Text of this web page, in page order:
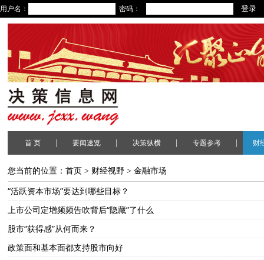
用户名： 密码：
首 页 要闻速览 决策纵横 专题参考 财
您当前的位置： 首页 > 财经视野 > 金融市场
“活跃资本市场”要达到哪些目标？
上市公司定增频频告吹背后“隐藏”了什么
股市“获得感”从何而来？
政策面和基本面都支持股市向好